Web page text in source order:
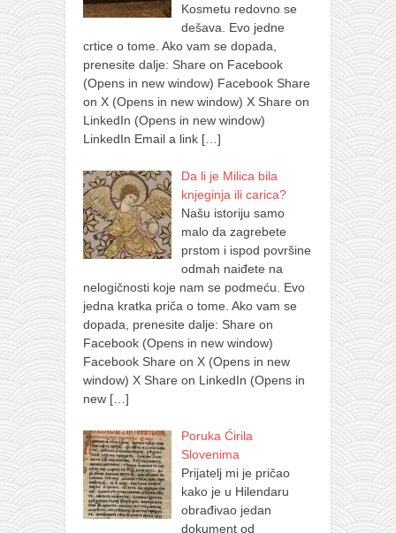
Kosmetu redovno se
dešava. Evo jedne
crtice o tome. Ako vam se dopada,
prenesite dalje: Share on Facebook
(Opens in new window) Facebook Share
on X (Opens in new window) X Share on
LinkedIn (Opens in new window)
LinkedIn Email a link […]
Da li je Milica bila
knjeginja ili carica?
Našu istoriju samo
malo da zagrebete
prstom i ispod površine
odmah naiđete na
nelogičnosti koje nam se podmeću. Evo
jedna kratka priča o tome. Ako vam se
dopada, prenesite dalje: Share on
Facebook (Opens in new window)
Facebook Share on X (Opens in new
window) X Share on LinkedIn (Opens in
new […]
Poruka Ćirila
Slovenima
Prijatelj mi je pričao
kako je u Hilendaru
obrađivao jedan
dokument od